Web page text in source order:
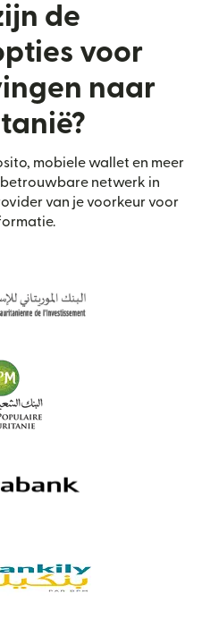
de
voor
naar
mobiele wallet en meer
betrouwbare netwerk in
van je voorkeur voor